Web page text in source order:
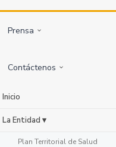
Prensa
Contáctenos
Inicio
La Entidad ▾
Plan Territorial de Salud